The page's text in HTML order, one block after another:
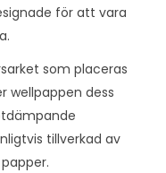
för att vara
som placeras
wellpappen dess
tillverkad av